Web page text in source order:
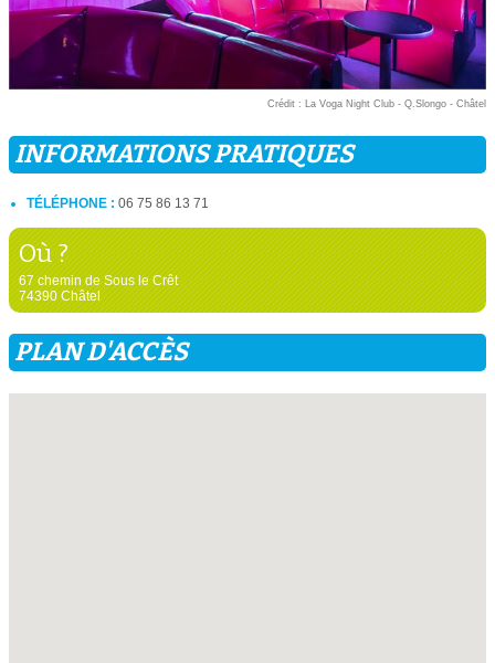
Crédit : La Voga Night Club - Q.Slongo - Châtel
INFORMATIONS PRATIQUES
TÉLÉPHONE : 06 75 86 13 71
Où ?
67 chemin de Sous le Crêt
74390 Châtel
PLAN D'ACCÈS